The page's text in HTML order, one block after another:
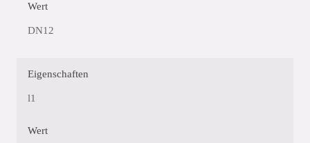
Wert
DN12
Eigenschaften
l1
Wert